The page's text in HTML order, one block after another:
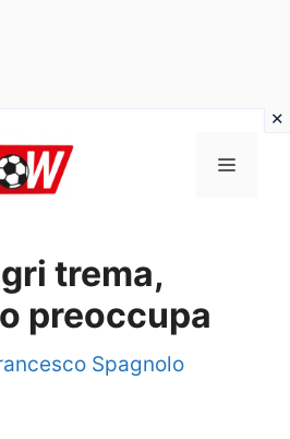
Menu
trema,
preoccupa
Spagnolo